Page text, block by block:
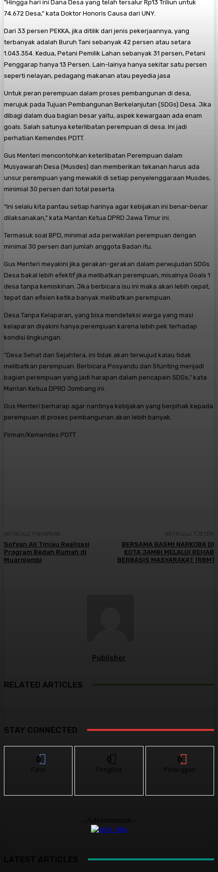
“Hingga hari ini Dana Desa yang telah tersalur Rp13 Triliun untuk
74.672 Desa,” kata Doktor Honoris Causa dari UNY.
Dari 33 persen PEKKA, jika ditilik dari jenis pekerjaannya, yang
terbanyak adalah Buruh Tani sebanyak 42 persen atau setara
1.043.354. Kedua, Petani Pemilik Lahan sebanyak 31 persen, Petani
Penggarap hanya 13 Persen. Lain-lainya hanya sekitar satu persen
seperti nelayan, pedagang makanan atau peyedia jasa
Untuk peran perempuan dalam proses pembangunan di desa,
merujuk pada Tujuan Pembangunan Berkelanjutan (SDGs) Desa. Jika
dibagi dalam dua bagian besar yaitu, aspek kewargaan ada enam
goals. Salah satunya keterlibatan perempuan di desa. Ini jadi
perhatian Kemendes PDTT.
Gus Menteri mencontohkan keterlibatan Perempuan dalam
Musyawarah Desa (Musdes) dan memberikan tekanan harus ada
unsur perempuan yang mewakili di setiap penyelenggaraan Musdes,
minimial 30 persen dari total peserta.
“Ini selalu kita pantau setiap harinya agar kebijakan ini benar-benar
dilaksanakan,” kata Mantan Ketua DPRD Jawa Timur ini.
Termasuk soal BPD, minimal ada perwakilan perempuan dengan
minimal 30 persen dari jumlah anggota Badan itu.
Gus Menteri meyakini jika gerakan-gerakan dalam perwujudan SDGs
Desa bakal lebih efektif jika melibatkan perempuan, misalnya Goals 1
desa tanpa kemiskinan. Jika berbicara isu ini maka akan lebih cepat,
tepat dan efisien ketika banyak melibatkan perempuan.
Desa Tanpa Kelaparan, yang bisa mendeteksi warga yang masi
kelaparan diyakini hanya perempuan karena lebih pek terhadap
kondisi lingkungan.
“Desa Sehat dan Sejahtera, ini tidak akan terwujud kalau tidak
melibatkan perempuan. Berbicara Posyandu dan Stunting menjadi
bagian perempuan yang jadi harapan dalam pencapain SDGs,” kata
Mantan Ketiua DPRD Jombang ini.
Gus Menteri berharap agar nantinya kebijakan yang berpihak kepada
perempuan di proses pembangunan akan lebih banyak.
Firman/Kemendes PDTT
ARTIKULLI PARAPRAK
Sofyan Ali Tinjau Realisasi
Program Bedah Rumah di
Muarojambi
ARTIKULLI TJETËR
BERSAMA BASMI NARKOBA DI
KOTA JAMBI MELALUI REHAB
BERBASIS MASYARAKAT (RBM)
Publisher
RELATED ARTICLES
STAY CONNECTED
0
Fans
0
Pengikut
0
Pelanggan